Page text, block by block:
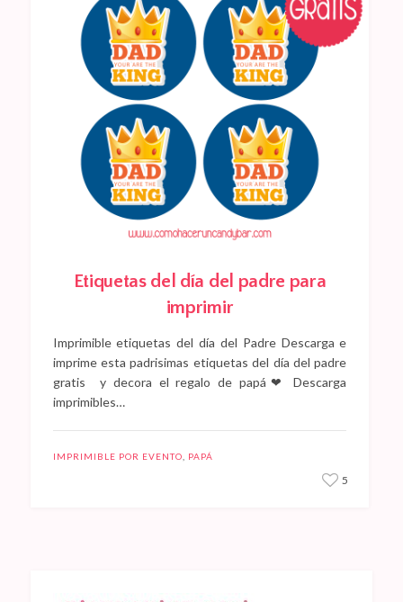
Etiquetas del día del padre para
imprimir
Imprimible etiquetas del día del Padre Descarga e
imprime esta padrisimas etiquetas del día del padre
gratis y decora el regalo de papá❤ Descarga
imprimibles…
IMPRIMIBLE POR EVENTO PAPÁ
5